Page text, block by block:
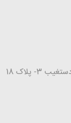
پلاک 18